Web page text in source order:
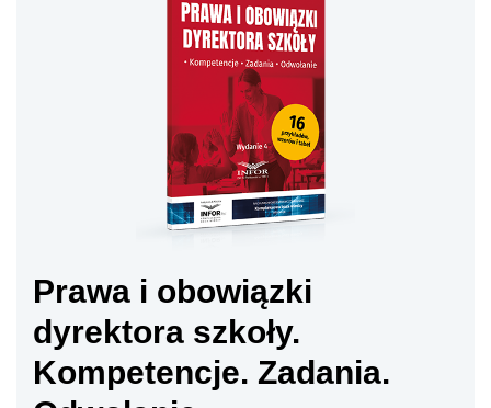
Prawa i obowiązki
dyrektora szkoły.
Kompetencje. Zadania.